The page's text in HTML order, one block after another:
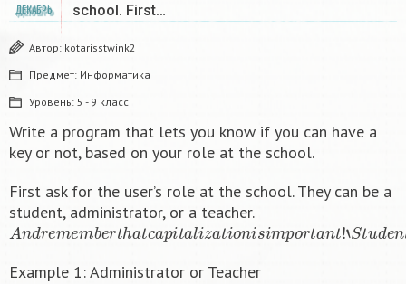
ДЕКАБРЬ
school. First…
Автор: kotarisstwink2
Предмет: Информатика
Уровень: 5 - 9 класс
Write a program that lets you know if you can have a
key or not, based on your role at the school.
First ask for the user’s role at the school. They can be a
student, administrator, or a teacher.
Andrememberthatcapi ta izationisim p n t de t
Example 1: Administrator or Teacher